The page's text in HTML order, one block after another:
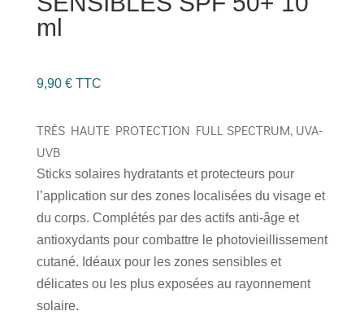
ml
9,90 € TTC
TRÈS HAUTE PROTECTION FULL SPECTRUM, UVA-
UVB
​​Sticks solaires hydratants et protecteurs pour
l’application sur des zones localisées du visage et
du corps. Complétés par des actifs anti-âge et
antioxydants pour combattre le photovieillissement
cutané. Idéaux pour les zones sensibles et
délicates ou les plus exposées au rayonnement
solaire.